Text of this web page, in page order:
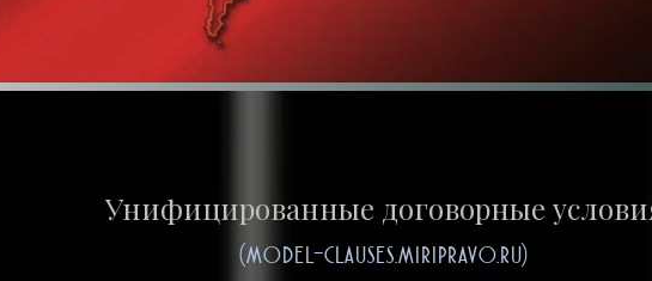
Унифицированные договорные
(model-clauses.miripravo.ru)